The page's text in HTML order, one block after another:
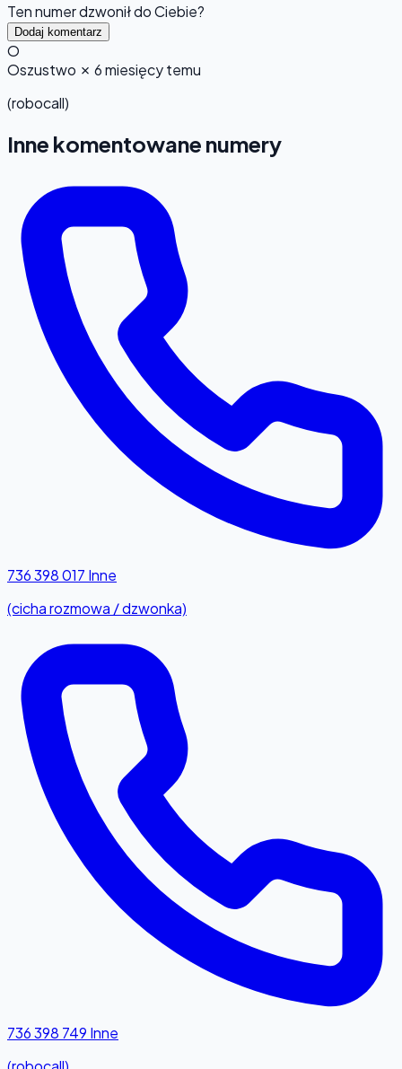
Ten numer dzwonił do Ciebie?
Dodaj komentarz
O
Oszustwo ✗ 6 miesięcy temu
(robocall)
Inne komentowane numery
736 398 017 Inne
(cicha rozmowa / dzwonka)
736 398 749 Inne